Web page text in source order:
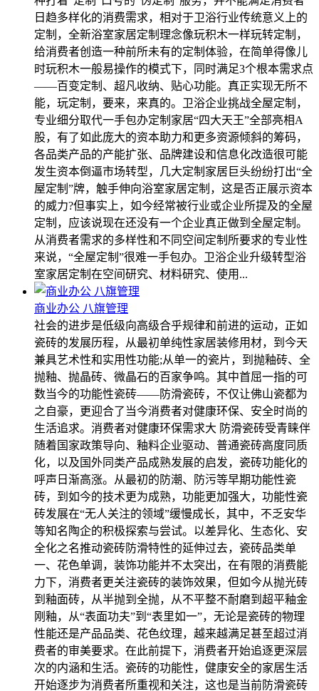
日趋多样化的消费需求，相对于卫浴行业传统意义上的
定制，全新浴室家居定制理念像玩积木一样玩转定制，
给消费者创造一种前所未有的定制体验，在简单得像儿
时玩积木一般易操作的模式下，同时满足3个根本需求点
――百变定制、超凡收纳、贴心功能。真正实现无所不
能，玩定制，要来，来真的。卫浴企业挑战全屋定制，
专业细分取代一手包办定制家居“四大天王”全部亮相A
股，有了如此庞大的资本助力和更多资源倾斜的筹码，
各品类产品的产能扩张、品牌建设和信息化改造很可能
发生资本倒逼市场转型，几大定制家居巨头纷纷打出“全
屋定制”牌，触手伸向浴室家居定制，这是否正展示资本
的威力?但事实上，如今经常被行业或企业所提及的全屋
定制，应该说现在还没有一个企业真正做到全屋定制。
从消费者需求的多样性和不同空间定制所要求的专业性
来说，“全屋定制”很难一手包办。卫浴企业升级转型浴
室家居定制在空间研究、材料研究、使用...
商业办公 八旗管理
社会的进步是低级向高级合乎规律和前进的运动，正如
瓷砖的发展历程，从最初单纯性家居装修用材，到今天
兼具艺术性和实用性功能;从单一的瓷片，到抛釉砖、全
抛釉、抛晶砖、微晶石的百家争鸣。其中首屈一指的可
数当今的功能性瓷砖——防滑瓷砖，不仅让佛山瓷都为
之自豪，更迎合了当今消费者对健康环保、安全时尚的
生活追求。消费者对健康环保需求大 防滑瓷砖受青睐伴
随着国家政策导向、釉料企业驱动、普通瓷砖高度同质
化，以及国外同类产品成熟发展的启发，瓷砖功能化的
呼声日渐高涨。从最初的防潮、防污等早期功能性瓷
砖，到如今的技术更为成熟，功能更加强大，功能性瓷
砖发展在“无人关注的领域”缓慢成长，其中，不乏安华
等知名陶企的积极探索与尝试。以差异化、生态化、安
全化之名推动瓷砖防滑特性的延伸过去，瓷砖品类单
一、花色单调，装饰功能并不太突出，在有限的消费能
力下，消费者更关注瓷砖的装饰效果，但如今从抛光砖
到釉面砖，从半抛到全抛，从不平整不耐磨到超平釉金
刚釉，从“表面功夫”到“表里如一”，无论是瓷砖的物理
性能还是产品品类、花色纹理，越来越满足甚至超过消
费者的审美要求。在此前提下，消费者开始追逐更深层
次的内涵和生活。瓷砖的功能性，健康安全的家居生活
开始逐步为消费者所重视和关注，这也是当前防滑瓷砖